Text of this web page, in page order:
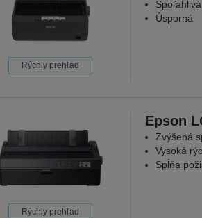
Rýchly prehľad
Spoľahlivá
Úsporná
Rýchly prehľad
Epson
Zvýšená
Vysoká
Spĺňa